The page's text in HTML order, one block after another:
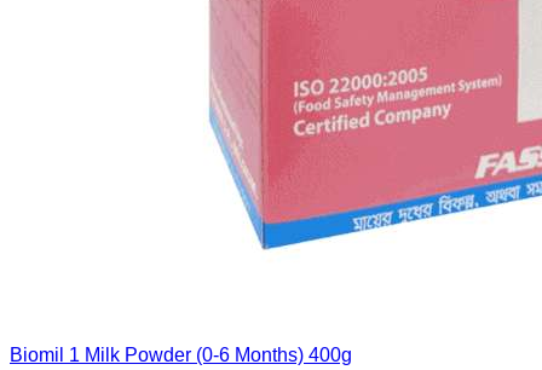
Biomil 1 Milk Powder (0-6 Months) 400g